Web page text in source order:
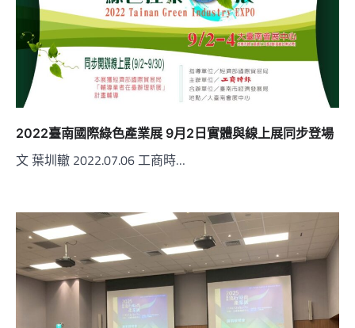
2022臺南國際綠色產業展 9月2日實體與線上展同步登場
文 葉圳轍 2022.07.06 工商時…